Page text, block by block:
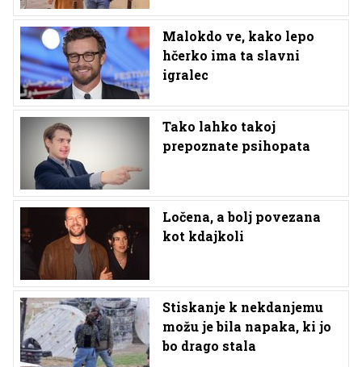
Malokdo ve, kako lepo
hčerko ima ta slavni
igralec
Tako lahko takoj
prepoznate psihopata
Ločena, a bolj povezana
kot kdajkoli
Stiskanje k nekdanjemu
možu je bila napaka, ki jo
bo drago stala